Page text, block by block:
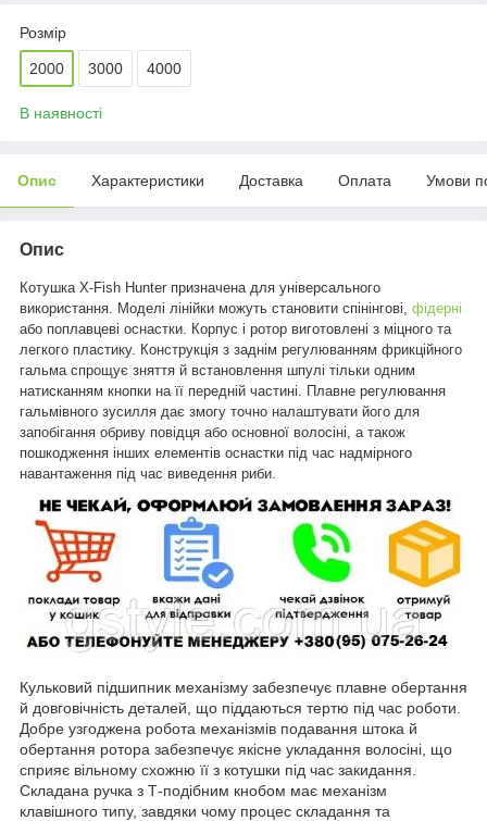
Розмір
2000 3000 4000
В наявності
Опис Характеристики Доставка Оплата Умови
Опис
Котушка X-Fish Hunter призначена для універсального
використання. Моделі лінійки можуть становити спінінгові, фідерні
або поплавцеві оснастки. Корпус і ротор виготовлені з міцного та
легкого пластику. Конструкція з заднім регулюванням фрикційного
гальма спрощує зняття й встановлення шпулі тільки одним
натисканням кнопки на її передній частині. Плавне регулювання
гальмівного зусилля дає змогу точно налаштувати його для
запобігання обриву повідця або основної волосіні, а також
пошкодження інших елементів оснастки під час надмірного
навантаження під час виведення риби.
Кульковий підшипник механізму забезпечує плавне обертання
й довговічність деталей, що піддаються тертю під час роботи.
Добре узгоджена робота механізмів подавання штока й
обертання ротора забезпечує якісне укладання волосіні, що
сприяє вільному схожню її з котушки під час закидання.
Складана ручка з Т-подібним кнобом має механізм
клавішного типу, завдяки чому процес складання та